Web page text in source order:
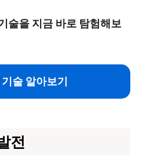
술을 지금 바로 탐험해보
술 알아보기
전